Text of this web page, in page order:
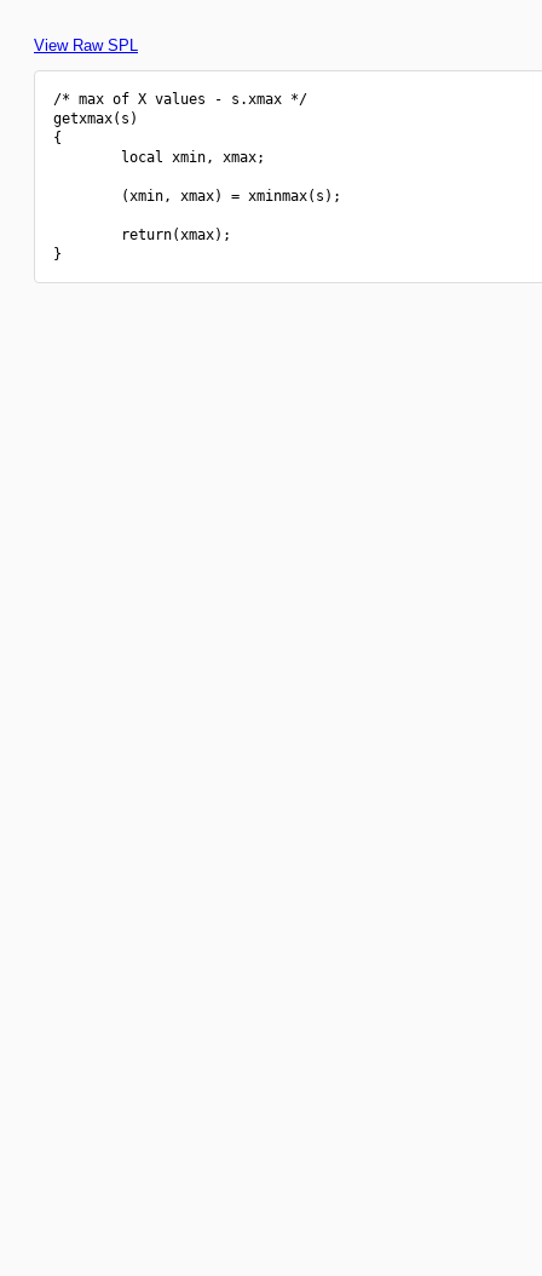
View Raw SPL
/* max of X values - s.xmax */
getxmax(s)
{
        local xmin, xmax;
        (xmin, xmax) = xminmax(s);
        return(xmax);